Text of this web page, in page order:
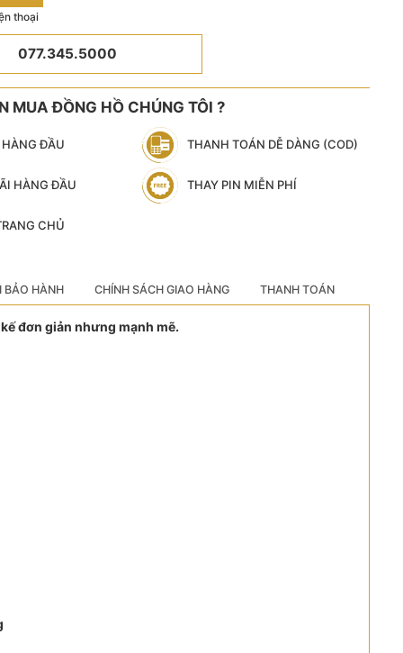
thoại
077.345.5000
MUA ĐỒNG HỒ CHÚNG TÔI ?
ĐẦU THANH TOÁN DỄ DÀNG (COD)
HÀNG ĐẦU THAY PIN MIỄN PHÍ
CHỦ
BẢO HÀNH CHÍNH SÁCH GIAO HÀNG THANH TOÁN
đơn giản nhưng mạnh mẽ.